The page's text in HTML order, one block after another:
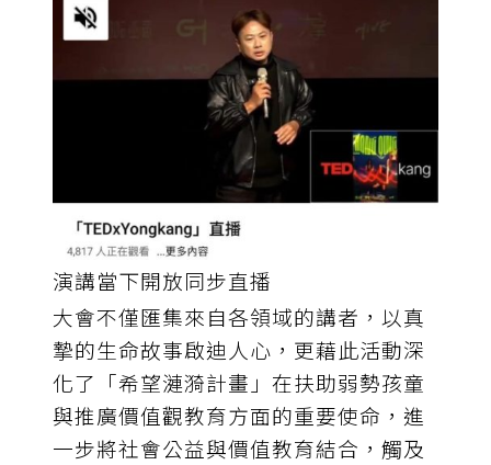
演講當下開放同步直播
大會不僅匯集來自各領域的講者，以真
摯的生命故事啟迪人心，更藉此活動深
化了「希望漣漪計畫」在扶助弱勢孩童
與推廣價值觀教育方面的重要使命，進
一步將社會公益與價值教育結合，觸及